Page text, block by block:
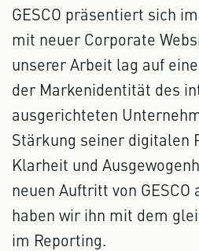
GESCO präsentiert sich
mit neuer Corporate
unserer Arbeit lag auf
der Markenidentität des
ausgerichteten
Stärkung seiner digitalen
Klarheit und
neuen Auftritt von GESCO
haben wir ihn mit dem
im Reporting.